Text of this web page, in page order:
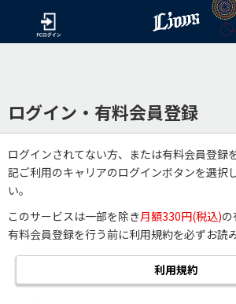
ログイン・有料会員登録
ログインされてない方、または有料会員登録
記ご利用のキャリアのログインボタンを選択
い。
このサービスは一部を除き月額330円(税込)の
有料会員登録を行う前に利用規約を必ずお読
利用規約